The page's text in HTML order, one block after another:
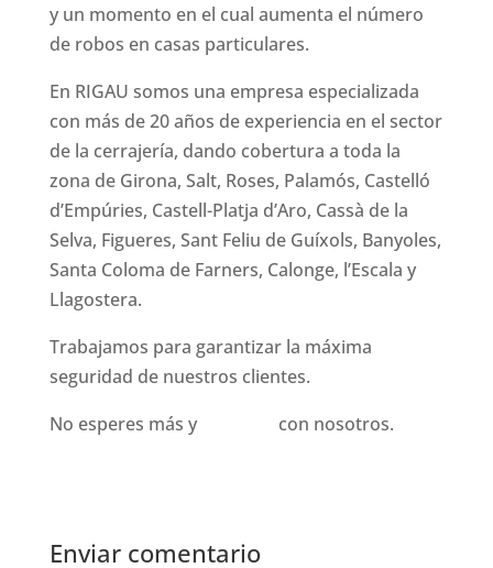
y un momento en el cual aumenta el número
de robos en casas particulares.
En RIGAU somos una empresa especializada
con más de 20 años de experiencia en el sector
de la cerrajería, dando cobertura a toda la
zona de Girona, Salt, Roses, Palamós, Castelló
d’Empúries, Castell-Platja d’Aro, Cassà de la
Selva, Figueres, Sant Feliu de Guíxols, Banyoles,
Santa Coloma de Farners, Calonge, l’Escala y
Llagostera.
Trabajamos para garantizar la máxima
seguridad de nuestros clientes.
No esperes más y
con nosotros.
Enviar comentario